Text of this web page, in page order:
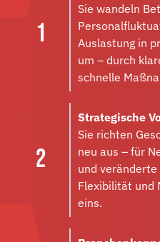
Sie wandeln
Auslastung in
um – durch
schnelle
Strategische
Sie richten
neu aus – für
und
Flexibilität und
eins.